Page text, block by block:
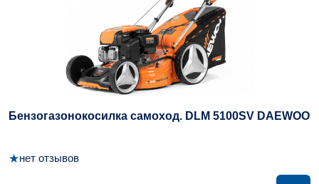
Бензогазонокосилка самоход. DLM 5100SV DAEWOO
★нет отзывов